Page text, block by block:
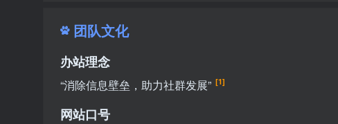
团队文化
办站理念
“消除信息壁垒，助力社群发展” [1]
网站口号